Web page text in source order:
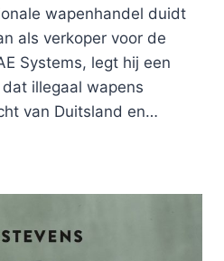
wapenhandel duidt
als verkoper voor de
Systems, legt hij een
illegaal wapens
van Duitsland en…